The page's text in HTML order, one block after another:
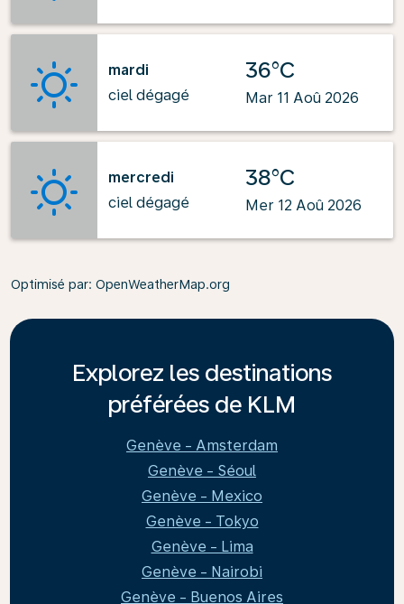
mardi
ciel dégagé
36°C
Mar 11 Aoû 2026
mercredi
ciel dégagé
38°C
Mer 12 Aoû 2026
Optimisé par: OpenWeatherMap.org
Explorez les destinations
préférées de KLM
Genève - Amsterdam
Genève - Séoul
Genève - Mexico
Genève - Tokyo
Genève - Lima
Genève - Nairobi
Genève - Buenos Aires